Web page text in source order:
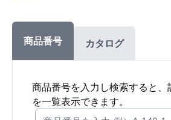
FB・B
ファスナー・ラッチ錠・キャ
辺機器
電気錠・インターロック
サポート・お問合せ
商品番号 カタログ
商品番号を入力し検索すると、
を一覧表示できます。